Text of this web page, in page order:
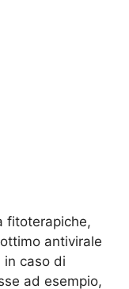
fitoterapiche,
antivirale
in caso di
ad esempio,